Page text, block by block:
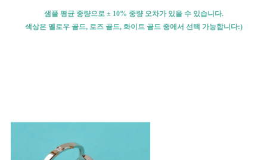
샘플 평균 중량으로 ± 10% 중량 오차가 있을 수 있습니다.
색상은 옐로우 골드, 로즈 골드, 화이트 골드 중에서 선택 가능합니다:)